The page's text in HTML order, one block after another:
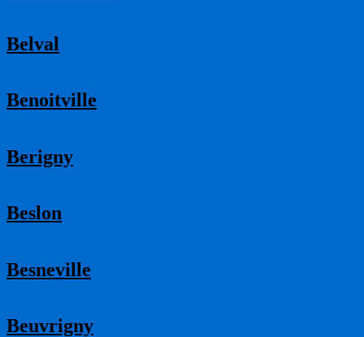
Belval
Benoitville
Berigny
Beslon
Besneville
Beuvrigny